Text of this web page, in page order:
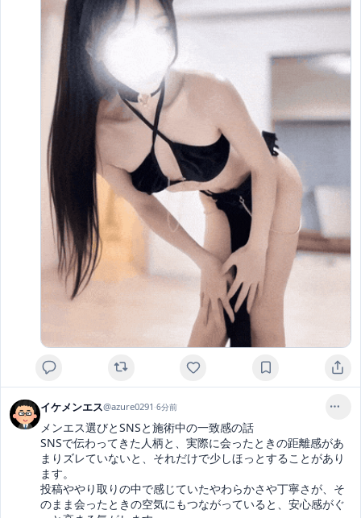
イケメンエス@azure0291 ·6分前
メンエス選びとSNSと施術中の一致感の話
SNSで伝わってきた人柄と、実際に会ったときの距離感があ
まりズレていないと、それだけで少しほっとすることがあり
ます。
投稿ややり取りの中で感じていたやわらかさや丁寧さが、そ
のまま会ったときの空気にもつながっていると、安心感がぐ